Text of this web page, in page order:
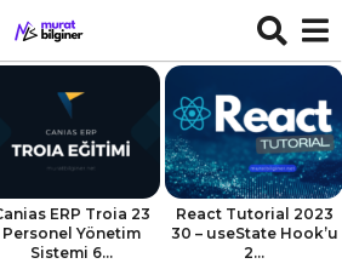
ERP Troia 23
Personel Yönetim
Sistemi 6...
React Tutorial 2023
30 – useState Hook’u
2...